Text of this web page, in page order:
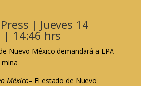
| Jueves 14
| 14:46 hrs
México– El estado de Nuevo